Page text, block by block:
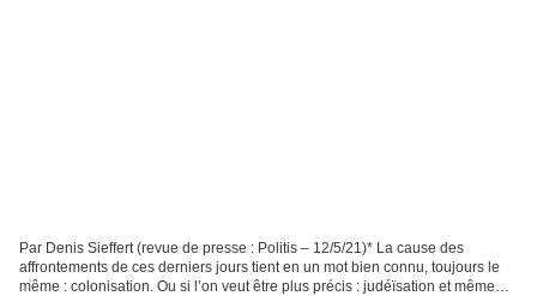
Par Denis Sieffert (revue de presse : Politis – 12/5/21)* La cause des
affrontements de ces derniers jours tient en un mot bien connu, toujours le
même : colonisation. Ou si l’on veut être plus précis : judéïsation et même